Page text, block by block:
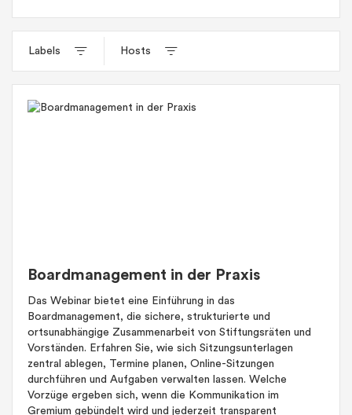
Labels Hosts
Boardmanagement in der Praxis
Das Webinar bietet eine Einführung in das
Boardmanagement, die sichere, strukturierte und
ortsunabhängige Zusammenarbeit von Stiftungsräten und
Vorständen. Erfahren Sie, wie sich Sitzungsunterlagen
zentral ablegen, Termine planen, Online-Sitzungen
durchführen und Aufgaben verwalten lassen. Welche
Vorzüge ergeben sich, wenn die Kommunikation im
Gremium gebündelt wird und jederzeit transparent